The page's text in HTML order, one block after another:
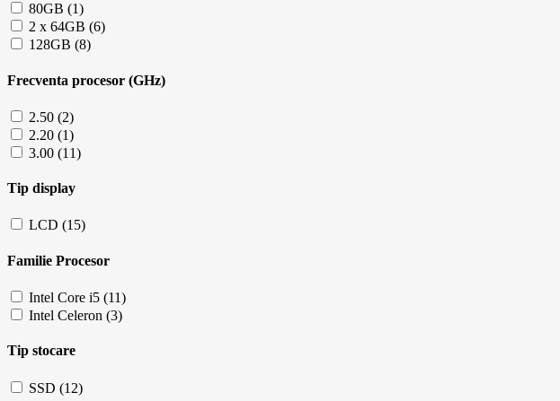
80GB (1)
2 x 64GB (6)
128GB (8)
Frecventa procesor (GHz)
2.50 (2)
2.20 (1)
3.00 (11)
Tip display
LCD (15)
Familie Procesor
Intel Core i5 (11)
Intel Celeron (3)
Tip stocare
SSD (12)